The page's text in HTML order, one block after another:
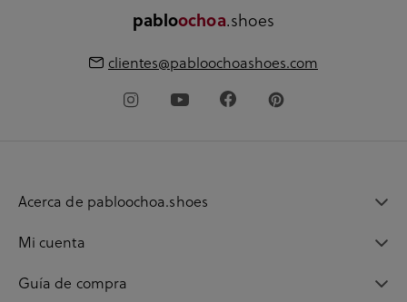
pabloochoa.shoes
clientes@pabloochoashoes.com
Acerca de pabloochoa.shoes
Mi cuenta
Guía de compra